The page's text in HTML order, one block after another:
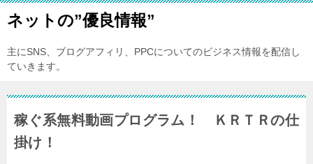
ネットの”優良情報”
主にSNS、ブログアフィリ、PPCについてのビジネス情報を配信し
ていきます。
稼ぐ系無料動画プログラム！ ＫＲＴＲの仕
掛け！